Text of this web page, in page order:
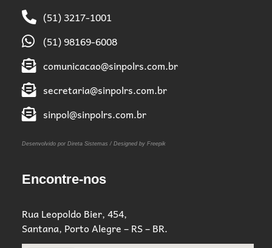
(51) 3217-1001
(51) 98169-6008
comunicacao@sinpolrs.com.br
secretaria@sinpolrs.com.br
sinpol@sinpolrs.com.br
Desenvolvido por Direta Sistemas / Designed by Freepik
Encontre-nos
Rua Leopoldo Bier, 454,
Santana, Porto Alegre – RS – BR.